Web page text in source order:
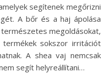
segítenek megőrizni
A bőr és a haj ápolása
megoldásokat,
sokszor irritációt
A shea vaj nemcsak
segít helyreállítani…